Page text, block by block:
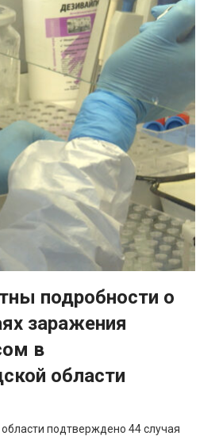
подробности о
заражения
в
области
подтверждено 44 случая